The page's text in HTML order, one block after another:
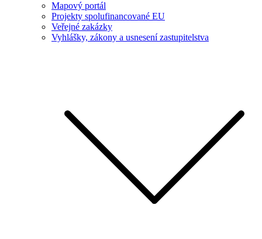
Mapový portál
Projekty spolufinancované EU
Veřejné zakázky
Vyhlášky, zákony a usnesení zastupitelstva